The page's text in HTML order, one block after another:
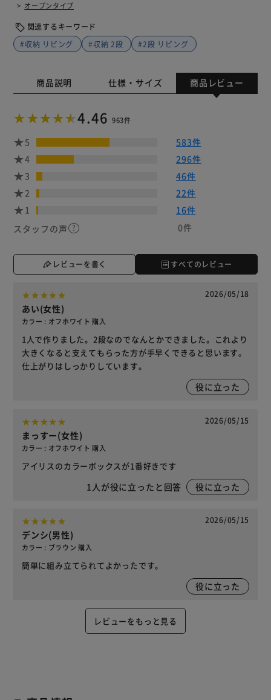
オープンタイプ
関連するキーワード
#収納 リビング
#収納 2段 #2段 リビング
商品説明 仕様・サイズ 商品レビュー
4.46 963件
5
583件
4
296件
3
46件
2
22件
1
16件
スタッフの声
0件
レビューを書く すべてのレビュー
2026/05/18
あい(女性)
カラー : オフホワイト 購入
1人で作りました。2段なのでなんとかできました。これより
大きくなると支えてもらった方が手早くできると思います。
仕上がりはしっかりしています。
役に立った
2026/05/15
まっすー(女性)
カラー : オフホワイト 購入
アイリスのカラーボックスが1番好きです
1 人が役に立ったと回答 役に立った
2026/05/15
デンシ(男性)
カラー : ブラウン 購入
簡単に組み立てられてよかったです。
役に立った
レビューをもっと見る